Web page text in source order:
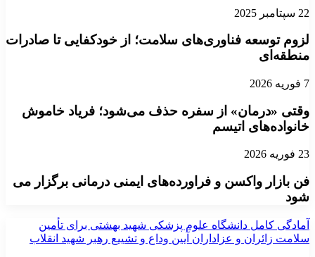
22 سپتامبر 2025
لزوم توسعه فناوری‌های سلامت؛ از خودکفایی تا صادرات
منطقه‌ای
7 فوریه 2026
وقتی «درمان» از سفره حذف می‌شود؛ فریاد خاموش
خانواده‌های اتیسم
23 فوریه 2026
فن بازار واکسن و فراورده‌های ایمنی درمانی برگزار می
شود
آمادگی کامل دانشگاه علوم پزشکی شهید بهشتی برای تأمین
سلامت زائران و عزاداران آیین وداع و تشییع رهبر شهید انقلاب